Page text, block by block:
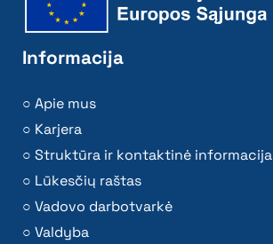
Informacija
Apie mus
Karjera
Struktūra ir kontaktinė informacija
Lūkesčių raštas
Vadovo darbotvarkė
Valdyba